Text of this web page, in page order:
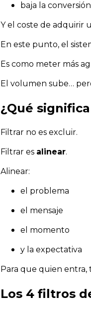
baja la conversión
Y el coste de adquirir
En este punto, el
Es como meter más
El volumen sube…
¿Qué
Filtrar no es excluir.
Filtrar es alinear.
Alinear:
el problema
el mensaje
el momento
y la expectativa
Para que quien
Los 4 filtros